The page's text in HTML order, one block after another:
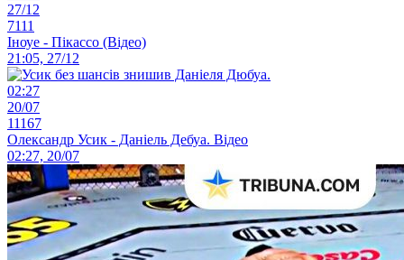
27/12
7111
Іноуе - Пікассо (Відео)
21:05, 27/12
02:27
20/07
11167
Олександр Усик - Даніель Дебуа. Відео
02:27, 20/07